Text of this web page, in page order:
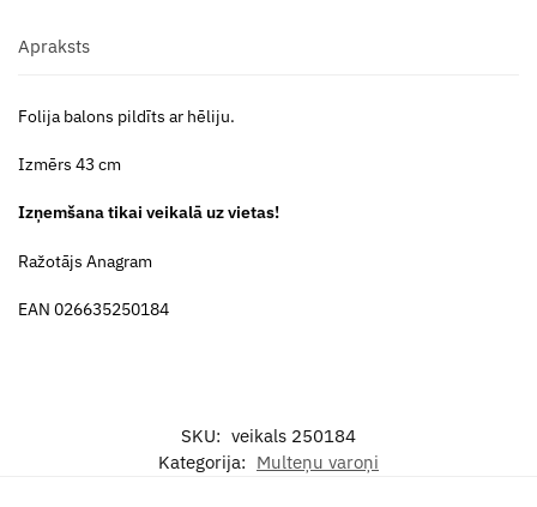
Apraksts
Folija balons pildīts ar hēliju.
Izmērs 43 cm
Izņemšana tikai veikalā uz vietas!
Ražotājs Anagram
EAN 026635250184
SKU: veikals 250184
Kategorija: Multeņu varoņi